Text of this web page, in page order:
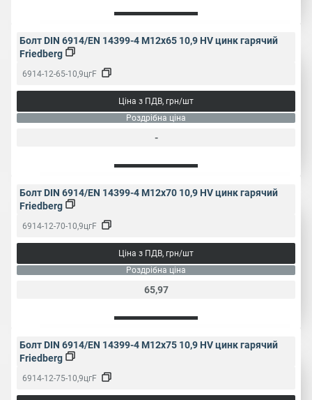
Болт DIN 6914/EN 14399-4 M12x65 10,9 HV цинк гарячий
Friedberg
6914-12-65-10,9цгF
Ціна з ПДВ, грн/шт
Роздрібна ціна
-
Болт DIN 6914/EN 14399-4 M12x70 10,9 HV цинк гарячий
Friedberg
6914-12-70-10,9цгF
Ціна з ПДВ, грн/шт
Роздрібна ціна
65,97
Болт DIN 6914/EN 14399-4 M12x75 10,9 HV цинк гарячий
Friedberg
6914-12-75-10,9цгF